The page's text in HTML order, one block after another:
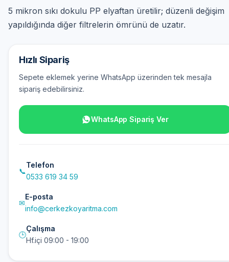
5 mikron sıkı dokulu PP elyaftan üretilir; düzenli değişim
yapıldığında diğer filtrelerin ömrünü de uzatır.
Hızlı Sipariş
Sepete eklemek yerine WhatsApp üzerinden tek mesajla
sipariş edebilirsiniz.
WhatsApp Sipariş Ver
📞
Telefon
0533 619 34 59
✉
E-posta
info@cerkezkoyaritma.com
🕒
Çalışma
Hf.içi 09:00 - 19:00